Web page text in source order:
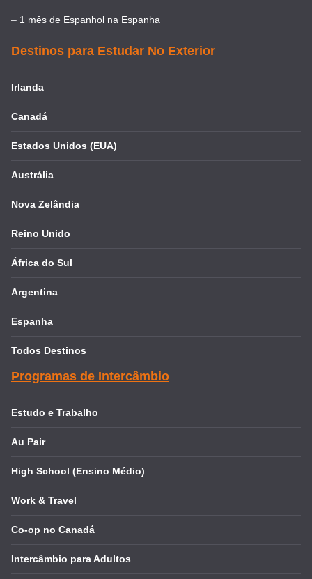
– 1 mês de Espanhol na Espanha
Destinos para Estudar No Exterior
Irlanda
Canadá
Estados Unidos (EUA)
Austrália
Nova Zelândia
Reino Unido
África do Sul
Argentina
Espanha
Todos Destinos
Programas de Intercâmbio
Estudo e Trabalho
Au Pair
High School (Ensino Médio)
Work & Travel
Co-op no Canadá
Intercâmbio para Adultos